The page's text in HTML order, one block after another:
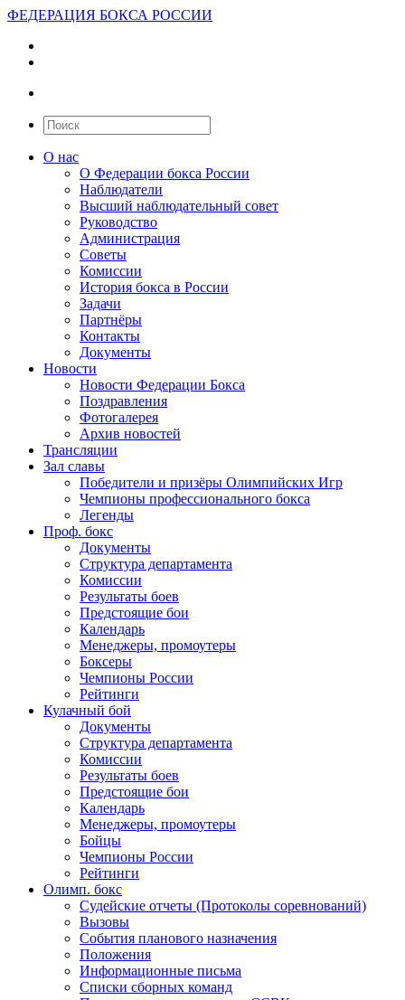
ФЕДЕРАЦИЯ БОКСА РОССИИ
О нас
О Федерации бокса России
Наблюдатели
Высший наблюдательный совет
Руководство
Администрация
Советы
Комиссии
История бокса в России
Задачи
Партнёры
Контакты
Документы
Новости
Новости Федерации Бокса
Поздравления
Фотогалерея
Архив новостей
Трансляции
Зал славы
Победители и призёры Олимпийских Игр
Чемпионы профессионального бокса
Легенды
Проф. бокс
Документы
Структура департамента
Комиссии
Результаты боев
Предстоящие бои
Календарь
Менеджеры, промоутеры
Боксеры
Чемпионы России
Рейтинги
Кулачный бой
Документы
Структура департамента
Комиссии
Результаты боев
Предстоящие бои
Календарь
Менеджеры, промоутеры
Бойцы
Чемпионы России
Рейтинги
Олимп. бокс
Судейские отчеты (Протоколы соревнований)
Вызовы
События планового назначения
Положения
Информационные письма
Списки сборных команд